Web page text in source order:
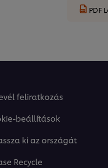
PDF
feliratkozás
beállítások
ki az országát
Recycle